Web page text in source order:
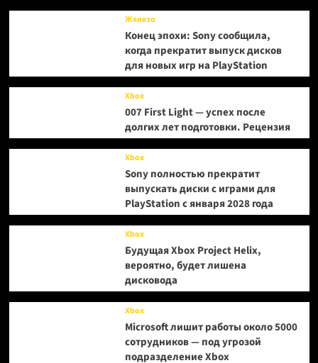
Железо
Конец эпохи: Sony сообщила,
когда прекратит выпуск дисков
для новых игр на PlayStation
Xbox
007 First Light — успех после
долгих лет подготовки. Рецензия
Xbox
Sony полностью прекратит
выпускать диски с играми для
PlayStation с января 2028 года
Xbox
Будущая Xbox Project Helix,
вероятно, будет лишена
дисковода
Xbox
Microsoft лишит работы около 5000
сотрудников — под угрозой
подразделение Xbox